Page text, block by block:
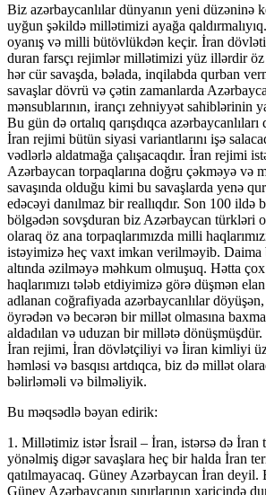
Biz azərbaycanlılar dünyanın yeni düzəninə
uyğun şəkildə millətimizi ayağa
oyanış və milli bütövlükdən keçir. İran dövləti
duran farsçı rejimlər millətimizi yüz illərdir
hər cür savaşda, bəlada, inqilabda qurban
savaşlar dövrü və çətin zamanlarda
mənsublarının, irançı zehniyyət sahiblərinin
Bu gün də ortalıq qarışdıqca
İran rejimi bütün siyasi variantlarını işə
vədlərlə aldatmağa çalışacaqdır. İran rejimi
Azərbaycan torpaqlarına doğru çəkməyə və
savaşında olduğu kimi bu savaşlarda yenə
edəcəyi danılmaz bir reallıqdır. Son 100 ildə
bölgədən sovşduran biz Azərbaycan türkləri
olaraq öz ana torpaqlarımızda milli
istəyimizə heç vaxt imkan verilməyib. Daima
altında əzilməyə məhkum olmuşuq. Hətta
haqlarımızı tələb etdiyimizə görə düşmən
adlanan coğrafiyada azərbaycanlılar döyüşən,
öyrədən və becərən bir millət olmasına
aldadılan və uduzan bir millətə
İran rejimi, İran dövlətçiliyi və İiran kimliyi
həmləsi və basqısı artdıqca, biz də millət
bəlirləməli və bilməliyik.
Bu məqsədlə bəyan edirik:
1. Millətimiz istər İsrail – İran, istərsə də İran
yönəlmiş digər savaşlara heç bir halda İran
qatılmayacaq. Güney Azərbaycan İran deyil.
Güney Azərbaycanın sınırlarının xaricində